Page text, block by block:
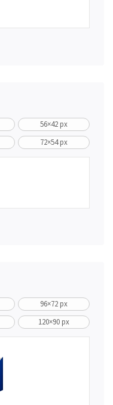
56×42 px
72×54 px
96×72 px
120×90 px